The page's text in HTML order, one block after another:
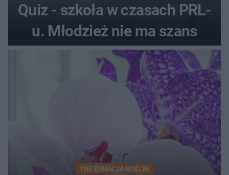
Quiz - szkoła w czasach PRL-
u. Młodzież nie ma szans
PIELĘGNACJA ROŚLIN